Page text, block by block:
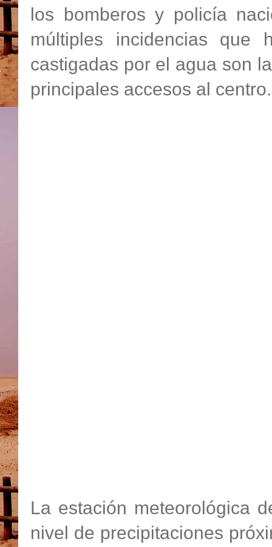
los bomberos y policía
múltiples incidencias que
castigadas por el agua son
principales accesos al centro.
La estación meteorológica
nivel de precipitaciones